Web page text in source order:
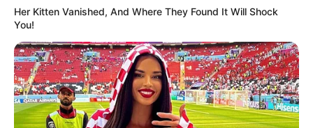
Marsha Timothy
Her Kitten Vanished, And Where They Found It Will Shock
You!